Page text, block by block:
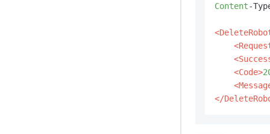
Content-
<Code>
</